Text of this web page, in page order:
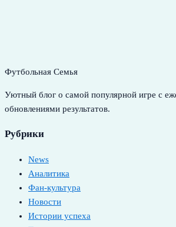
Футбольная Семья
Уютный блог о самой популярной игре с
обновлениями результатов.
Рубрики
News
Аналитика
Фан-культура
Новости
Истории успеха